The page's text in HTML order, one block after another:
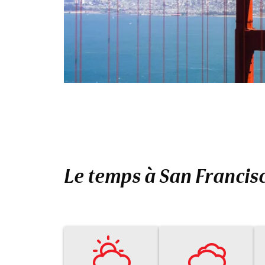
Le temps à San